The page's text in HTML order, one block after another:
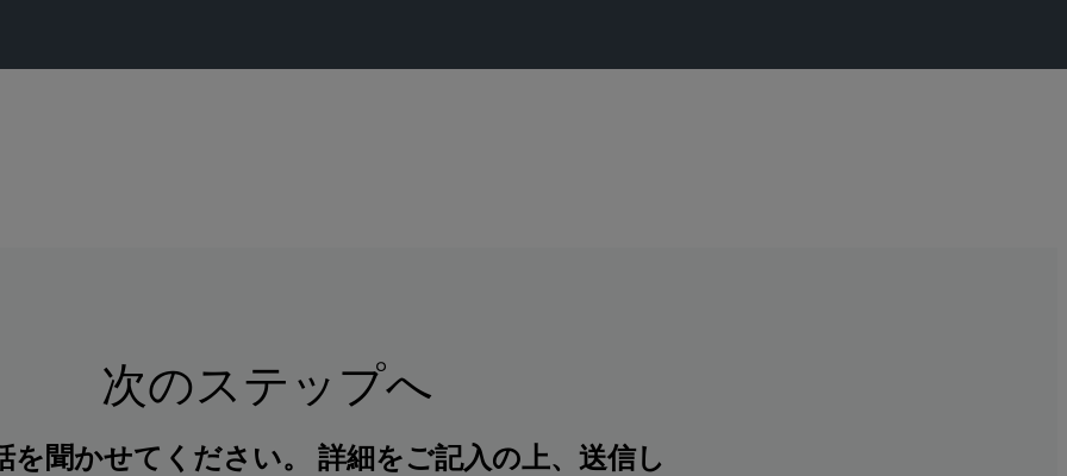
次のステップへ
を聞かせてください。 詳細をご記入の上、送信し